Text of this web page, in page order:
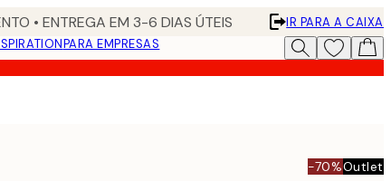
• ENTREGA EM 3-6 DIAS ÚTEIS
IR PARA A CAIXA
PARA EMPRESAS
-70%Outlet